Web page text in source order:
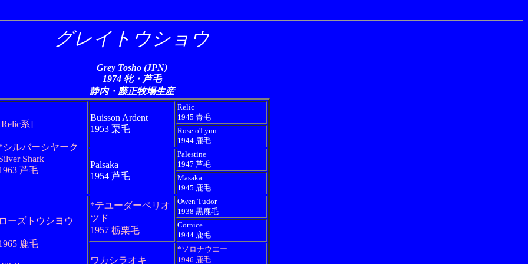
グレイトウショウ
Grey Tosho (JPN)
1974 牝・芦毛
静内・藤正牧場生産
系]
シルバーシヤーク
Shark
芦毛
Buisson Ardent
1953 栗毛
Relic
1945 青毛
Rose o'Lynn
1944 鹿毛
Palsaka
1954 芦毛
Palestine
1947 芦毛
Masaka
1945 鹿毛
ーズトウシヨウ
鹿毛
*テユーダーペリオ
ツド
1957 栃栗毛
Owen Tudor
1938 黒鹿毛
Cornice
1944 鹿毛
ワカシラオキ
*ソロナウエー
1946 鹿毛